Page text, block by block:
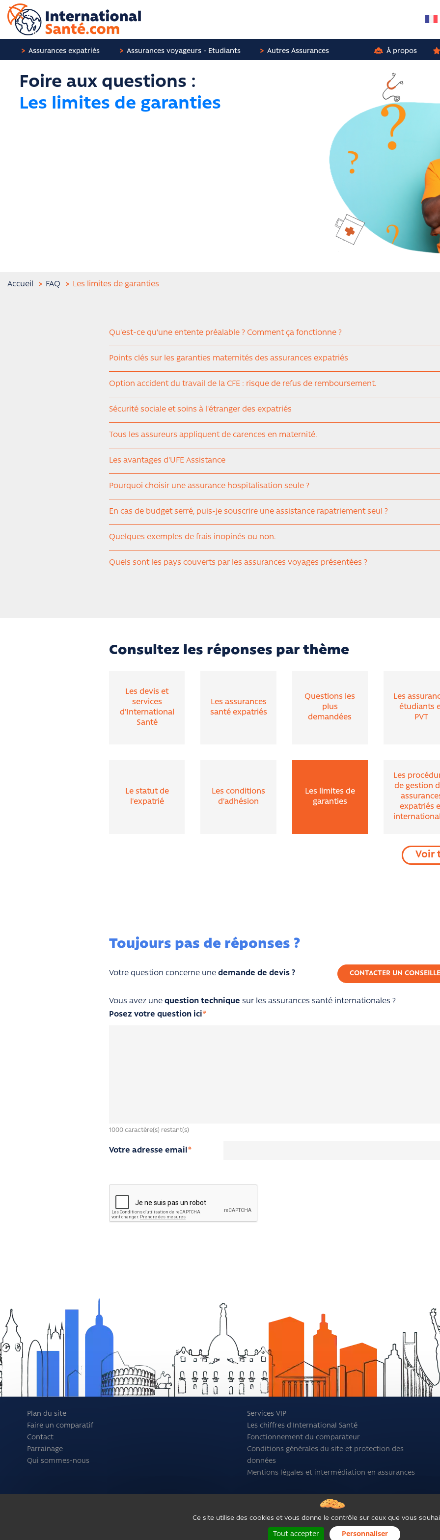
Assurances expatriés Assurances voyageurs - Etudiants Autres Assurances À propos
Foire aux questions :
Les limites de garanties
Accueil FAQ Les limites de garanties
Qu'est-ce qu'une entente préalable ? Comment ça fonctionne ?
Points clés sur les garanties maternités des assurances expatriés
Option accident du travail de la CFE : risque de refus de remboursement.
Sécurité sociale et soins à l'étranger des expatriés
Tous les assureurs appliquent de carences en maternité.
Les avantages d'UFE Assistance
Pourquoi choisir une assurance hospitalisation seule ?
En cas de budget serré, puis-je souscrire une assistance rapatriement seul ?
Quelques exemples de frais inopinés ou non.
Quels sont les pays couverts par les assurances voyages présentées ?
Consultez les réponses par thème
Les devis et
services
d'International
Santé
Les assurances
santé expatriés
Questions les
plus
demandées
Les
étudiants
PVT
Le statut de
l'expatrié
Les conditions
d'adhésion
Les limites de
garanties
Les
de gestion
expatriés
Voir
Toujours pas de réponses ?
Votre question concerne une demande de devis ? CONTACTER UN
Vous avez une question technique sur les assurances santé internationales ?
Posez votre question ici*
1000 caractère(s) restant(s)
Votre adresse email *
Plan du site
Faire un comparatif
Contact
Parrainage
Qui sommes-nous
Services VIP
Les chiffres d'International Santé
Fonctionnement du comparateur
Conditions générales du site et protection des
données
Mentions légales et intermédiation en assurances
Panneau de gestion des cookies
Ce site utilise des cookies et vous donne le contrôle sur ceux que vous
Tout accepter Personnaliser